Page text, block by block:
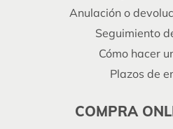
Anulación o
Seguimiento
Cómo hacer
Plazos de
COMPRA